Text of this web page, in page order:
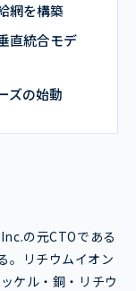
網を構築
直統合モデ
ズの始動
の元CTOである
。リチウムイオン
ケル・銅・リチウ